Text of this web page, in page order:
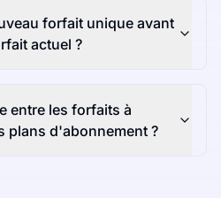
forfait unique avant
actuel ?
entre les forfaits à
plans d'abonnement ?